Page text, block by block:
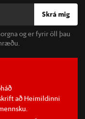
Skrá mig
og er fyrir öll þau
að Heimildinni